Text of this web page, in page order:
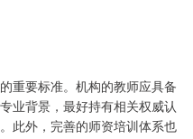
重要标准。机构的教师应具备
业背景，最好持有相关权威认
此外，完善的师资培训体系也